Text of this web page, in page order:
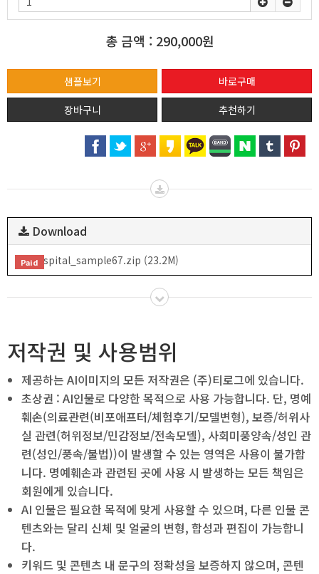
총 금액 : 290,000원
샘플보기
추천하기
Download
Paid
hospital_sample67.zip (23.2M)
저작권 및 사용범위
제공하는 AI이미지의 모든 저작권은 (주)티로그에 있습니다.
초상권 : AI인물로 다양한 목적으로 사용 가능합니다. 단, 명예
훼손(의료관련(비포애프터/체험후기/모델변형), 보증/허위사
실 관련(허위정보/민감정보/전속모델), 사회미풍양속/성인 관
련(성인/풍속/불법))이 발생할 수 있는 영역은 사용이 불가합
니다. 명예훼손과 관련된 곳에 사용 시 발생하는 모든 책임은
회원에게 있습니다.
AI 인물은 필요한 목적에 맞게 사용할 수 있으며, 다른 인물 콘
텐츠와는 달리 신체 및 얼굴의 변형, 합성과 편집이 가능합니
다.
키워드 및 콘텐츠 내 문구의 정확성을 보증하지 않으며, 콘텐